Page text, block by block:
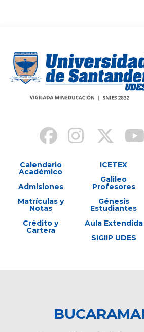
Calendario
Académico
Admisiones
Matrículas y
Notas
Crédito y
Cartera
ICETEX
Galileo
Profesores
Génesis
Estudiantes
Aula Extendida
SIGIIP UDES